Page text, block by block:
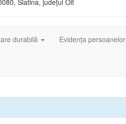
Slatina, județul Olt
durabilă Evidența persoanelor